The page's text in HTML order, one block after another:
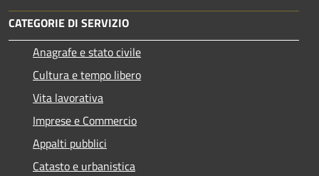
CATEGORIE DI SERVIZIO
Anagrafe e stato civile
Cultura e tempo libero
Vita lavorativa
Imprese e Commercio
Appalti pubblici
Catasto e urbanistica